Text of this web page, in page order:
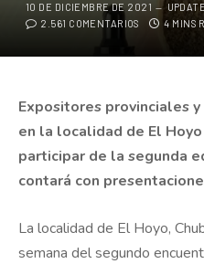
10 DE DICIEMBRE DE 2021
2.561 COMENTARIOS
4 MINS
Expositores provinciales
en la localidad de El
participar de la segunda
contará con
La localidad de El Hoyo,
semana del segundo